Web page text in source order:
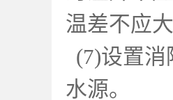
温差不应
(7)设置消
水源。